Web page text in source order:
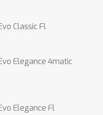
Classic Fl
Elegance 4matic
Elegance Fl